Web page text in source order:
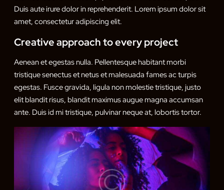
Duis aute irure dolor in reprehenderit. Lorem ipsum dolor sit
amet, consectetur adipiscing elit.
Creative approach to every project
Aenean et egestas nulla. Pellentesque habitant morbi
tristique senectus et netus et malesuada fames ac turpis
egestas. Fusce gravida, ligula non molestie tristique, justo
elit blandit risus, blandit maximus augue magna accumsan
ante. Duis id mi tristique, pulvinar neque at, lobortis tortor.